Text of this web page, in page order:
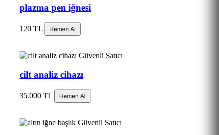
plazma pen iğnesi
120 TL Hemen Al
Güvenli Satıcı
cilt analiz cihazı
35.000 TL Hemen Al
Güvenli Satıcı